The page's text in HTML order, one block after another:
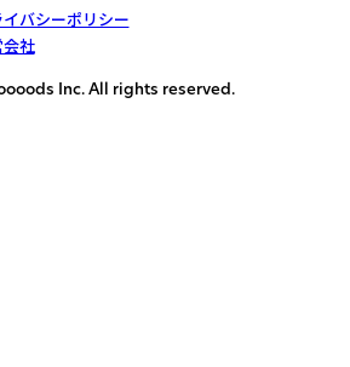
イバシーポリシー
社
Inc. All rights reserved.